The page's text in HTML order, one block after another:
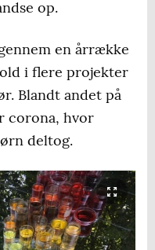
op.
en årrække
i flere projekter
Blandt andet på
corona, hvor
deltog.